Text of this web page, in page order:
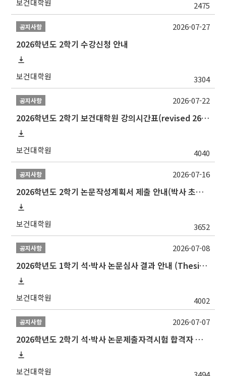
보건대학원 2475
공지사항
2026학년도 2학기 수강신청 안내
보건대학원 3304
2026-07-27
공지사항
2026학년도 2학기 보건대학원 강의시간표(revised 260803)(2026 2nd SEMESTER SNU GSPH TIMETABLE)
보건대학원 4040
2026-07-22
공지사항
2026학년도 2학기 논문작성계획서 제출 안내(박사 초심 일정 포함)_Thesis Proposal
보건대학원 3652
2026-07-16
공지사항
2026학년도 1학기 석·박사 논문심사 결과 안내 (Thesis Defense Result)
보건대학원 4002
2026-07-08
공지사항
2026학년도 2학기 석·박사 논문제출자격시험 합격자 공고(TSQ Exam Result)
보건대학원
2026-07-07